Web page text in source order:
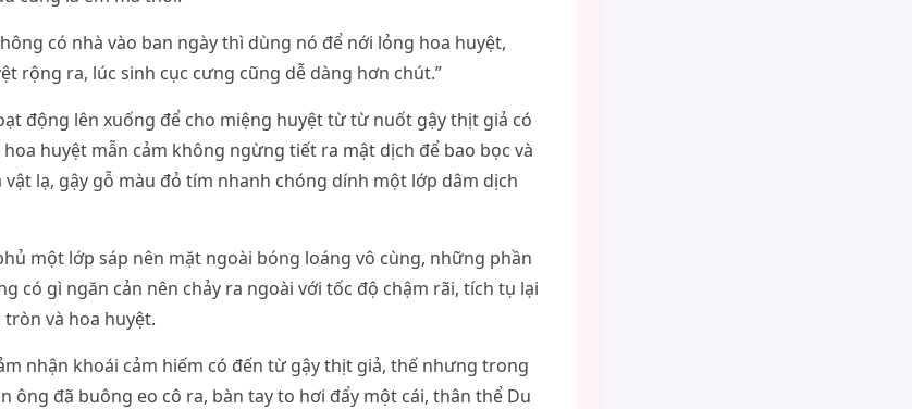
có nhà vào ban ngày thì dùng nó để nới lỏng hoa huyệt,
rộng ra, lúc sinh cục cưng cũng dễ dàng hơn chút.”
động lên xuống để cho miệng huyệt từ từ nuốt gậy thịt giả có
huyệt mẫn cảm không ngừng tiết ra mật dịch để bao bọc và
lạ, gậy gỗ màu đỏ tím nhanh chóng dính một lớp dâm dịch
một lớp sáp nên mặt ngoài bóng loáng vô cùng, những phần
có gì ngăn cản nên chảy ra ngoài với tốc độ chậm rãi, tích tụ lại
và hoa huyệt.
nhận khօái cảm hiếm có đến từ gậy thịt giả, thế nhưng trong
ông đã buông eo cô ra, bàn tay to hơi đẩy một cái, thân thể Du